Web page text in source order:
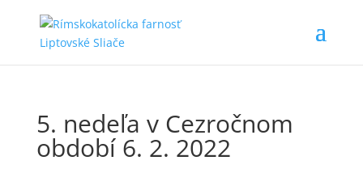
5. nedeľa v Cezročnom
období 6. 2. 2022